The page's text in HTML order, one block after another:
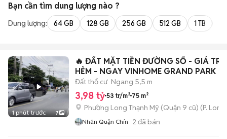
Bạn cần tìm dung lượng nào ?
Dung lượng: 64 GB 128 GB 256 GB 512 GB 1 TB
1 phút trước 7
🔥 ĐẤT MẶT TIỀN ĐƯỜNG SỐ - GIÁ
HẺM - NGAY VINHOME GRAND PARK
Đất thổ cư Ngang 5,5 m
3,98 tỷ 53 tr/m² 75 m²
Phường Long Thạnh Mỹ (Quận 9 cũ) (P.
Nhân Quận Chín 2 đã bán